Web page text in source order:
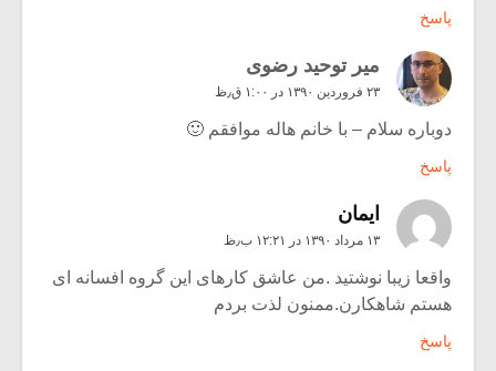
پاسخ
میر توحید رضوی
۲۳ فروردین ۱۳۹۰ در ۱:۰۰ ق٫ظ
دوباره سلام – با خانم هاله موافقم 🙂
پاسخ
ایمان
۱۳ مرداد ۱۳۹۰ در ۱۲:۲۱ ب٫ظ
واقعا زیبا نوشتید .من عاشق کارهای این گروه افسانه ای
هستم شاهکارن.ممنون لذت بردم
پاسخ